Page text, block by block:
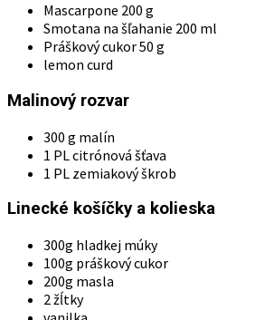
Mascarpone 200 g
Smotana na šľahanie 200 ml
Práškový cukor 50 g
lemon curd
Malinový rozvar
300 g malín
1 PL citrónová šťava
1 PL zemiakový škrob
Linecké košíčky a kolieska
300g hladkej múky
100g práškový cukor
200g masla
2 žĺtky